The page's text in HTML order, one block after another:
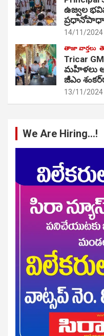
ఉజ్వల
14/11/2024
తాజా వార్తలు
Tricar
మహిళలు
జీఎం
13/11/2024
We Are Hiring…!